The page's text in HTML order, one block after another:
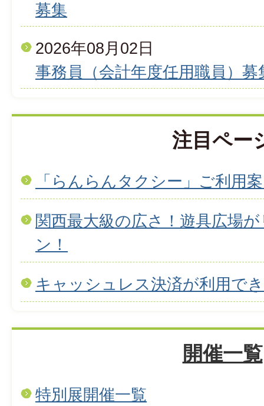
募集
2026年08月02日
事務員（会計年度任用職員）募
注目ペー
「らんらんタクシー」ご利用
関西最大級の広さ！遊具広場
ン！
キャッシュレス決済が利用で
開催一覧
特別展開催一覧